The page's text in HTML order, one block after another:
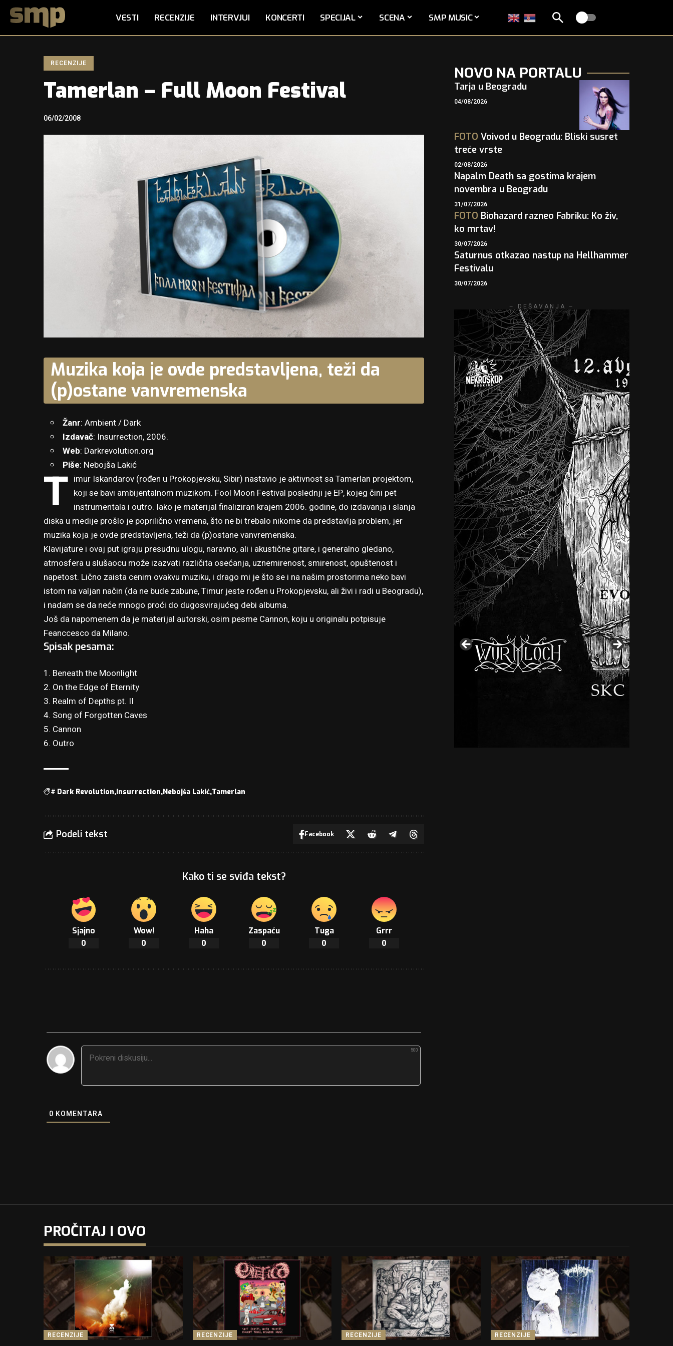
VESTI RECENZIJE INTERVJUI KONCERTI SPECIJAL SCENA SMP MUSIC
RECENZIJE
Tamerlan – Full Moon Festival
06/02/2008
Muzika koja je ovde predstavljena, teži da
(p)ostane vanvremenska
Žanr: Ambient / Dark
Izdavač: Insurrection, 2006.
Web: Darkrevolution.org
Piše: Nebojša Lakić
T imur Iskandarov (rođen u Prokopjevsku, Sibir) nastavio je aktivnost sa Tamerlan projektom,
koji se bavi ambijentalnom muzikom. Fool Moon Festival poslednji je EP, kojeg čini pet
instrumentala i outro. Iako je materijal finaliziran krajem 2006. godine, do izdavanja i slanja
diska u medije prošlo je poprilično vremena, što ne bi trebalo nikome da predstavlja problem, jer
muzika koja je ovde predstavljena, teži da (p)ostane vanvremenska.
Klavijature i ovaj put igraju presudnu ulogu, naravno, ali i akustične gitare, i generalno gledano,
atmosfera u slušaocu može izazvati različita osećanja, uznemirenost, smirenost, opuštenost i
napetost. Lično zaista cenim ovakvu muziku, i drago mi je što se i na našim prostorima neko bavi
istom na valjan način (da ne bude zabune, Timur jeste rođen u Prokopjevsku, ali živi i radi u Beogradu),
i nadam se da neće mnogo proći do dugosvirajućeg debi albuma.
Još da napomenem da je materijal autorski, osim pesme Cannon, koju u originalu potpisuje
Feanccesco da Milano.
Spisak pesama:
1. Beneath the Moonlight
2. On the Edge of Eternity
3. Realm of Depths pt. II
4. Song of Forgotten Caves
5. Cannon
6. Outro
# Dark Revolution Insurrection Nebojša Lakić Tamerlan
Podeli tekst Facebook
Kako ti se sviđa tekst?
Sjajno
0
Wow!
0
Haha
0
Zaspaću
0
Tuga
0
Grrr
0
500
0 KOMENTARA
NOVO NA PORTALU
Tarja u Beogradu
04/08/2026
FOTO Voivod u Beogradu: Bliski susret
treće vrste
02/08/2026
Napalm Death sa gostima krajem
novembra u Beogradu
31/07/2026
FOTO Biohazard razneo Fabriku: Ko živ,
ko mrtav!
30/07/2026
Saturnus otkazao nastup na Hellhammer
Festivalu
30/07/2026
– DEŠAVANJA –
PROČITAJ I OVO
RECENZIJE RECENZIJE RECENZIJE RECENZIJE